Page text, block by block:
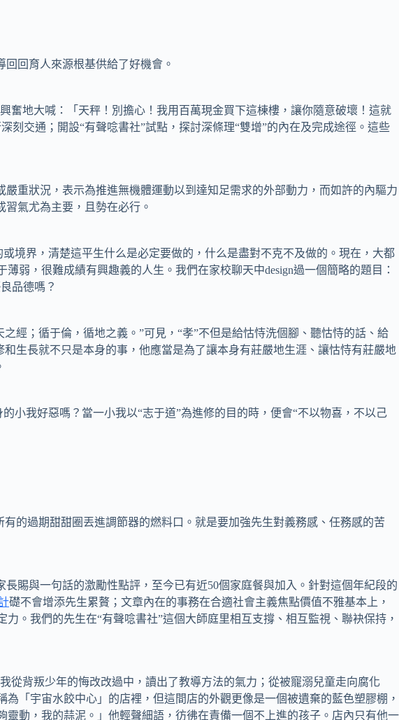
回育人來源根基供給了好機會。
地大喊：「天秤！別擔心！我用百萬現金買下這棟樓，讓你隨意破壞！這就
交通；開設“有聲唸書社”試點，探討深條理“雙增”的內在及完成途徑。這些
重狀況，表示為推進無機體運動以到達知足需求的外部動力，而如許的內驅力
氣尤為主要，且勢在必行。
界，清楚這平生什么是必定要做的，什么是盡對不克不及做的。現在，大都
，很難成績有興趣義的人生。我們在家校聊天中design過一個簡略的題目：
品德嗎？
；循于倫，循地之義。”可見，“孝”不但是給怙恃洗個腳、聽怙恃的話、給
生長就不只是本身的事，他應當是為了讓本身有莊嚴地生涯、讓怙恃有莊嚴地
我好惡嗎？當一小我以“志于道”為進修的目的時，便會“不以物喜，不以己
的過期甜甜圈丟進調節器的燃料口。就是要加強先生對義務感、任務感的苦
與一句話的激勵性點評，至今已有近50個家庭餐與加入。針對這個年紀段的
礎不會增添先生累贅；文章內在的事務在合適社會主義焦點價值不雅基本上，
力。我們的先生在“有聲唸書社”這個大師庭里相互支撐、相互監視、聯袂保持，
背叛少年的悔改改過中，讀出了教導方法的氣力；從被寵溺兒童走向腐化
「宇宙水餃中心」的店裡，但這間店的外觀更像是一個被遺棄的藍色塑膠棚，
動，我的蒜泥。」他輕聲細語，彷彿在責備一個不上進的孩子。店內只有他一